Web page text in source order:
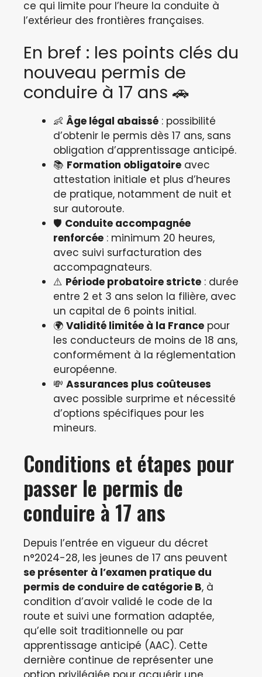
ce qui limite pour l’heure la conduite à
l’extérieur des frontières françaises.
En bref : les points clés du
nouveau permis de
conduire à 17 ans 🚗
👶 Âge légal abaissé : possibilité
d’obtenir le permis dès 17 ans, sans
obligation d’apprentissage anticipé.
📚 Formation obligatoire avec
attestation initiale et plus d’heures
de pratique, notamment de nuit et
sur autoroute.
🛡️ Conduite accompagnée
renforcée : minimum 20 heures,
avec suivi surfacturation des
accompagnateurs.
⚠️ Période probatoire stricte : durée
entre 2 et 3 ans selon la filière, avec
un capital de 6 points initial.
🌍 Validité limitée à la France pour
les conducteurs de moins de 18 ans,
conformément à la réglementation
européenne.
💸 Assurances plus coûteuses
avec possible surprime et nécessité
d’options spécifiques pour les
mineurs.
Conditions et étapes pour
passer le permis de
conduire à 17 ans
Depuis l’entrée en vigueur du décret
n°2024-28, les jeunes de 17 ans peuvent
se présenter à l’examen pratique du
permis de conduire de catégorie B, à
condition d’avoir validé le code de la
route et suivi une formation adaptée,
qu’elle soit traditionnelle ou par
apprentissage anticipé (AAC). Cette
dernière continue de représenter une